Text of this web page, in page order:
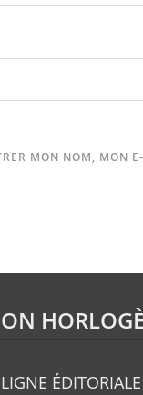
MON NOM, MON
ÉDITORIALE